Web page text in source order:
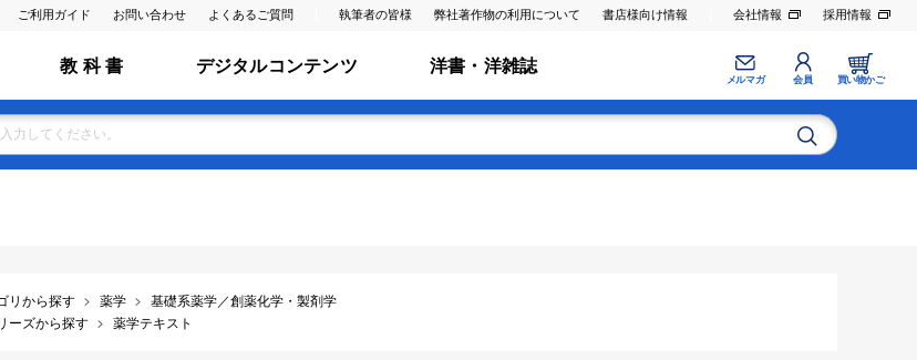
ご利用ガイド お問い合わせ よくあるご質問 執筆者の皆様 弊社著作物の利用について 書店様向け情報 会社情報 採用情報
教 科 書 デジタルコンテンツ 洋書・洋雑誌
メルマガ 会員 買い物かご
リから探す 薬学
基礎系薬学／創薬化学・製剤学
ーズから探す 薬学テキスト